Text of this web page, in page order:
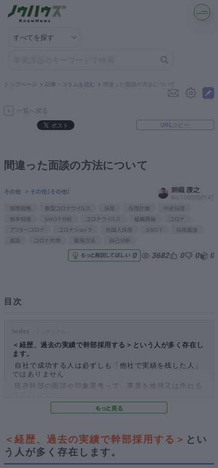
解決策を募集する
契約書ひな型を探す
専門家に電話する
資本政策を無料でお試し
無料でアンケート
匿名360°評価
ログイン
トップページ 記事・コラムを読む 間違った面談の方法について
一覧へ戻る
URLコピー
間違った面談の方法について
その他 > その他（その他） 錦織 康之
No.1000000147
採用戦略 新型コロナウイルス 採用 採用計画
中途採用
新卒採用
SWOT分析 コロナウイルス 組織再編
コロナ
アフターコロナ
コロナショック 外国人採用 SWOT
採用面接
面談
コロナ対策 面接方法 自己分析
もっと解説してほしい 0 3682 0 0 0
目次
＜経歴、過去の実績で幹部採用する＞という人が多く存在し
ます。
自社で成功する人は必ずしも「他社で実績を残した人」
ではありません
既存幹部の面談や印象選考って、事業を維持又は作れる
実はSWOTの中でも、「脅威」の欄に何を書いたかで、
その方の視座がわかることがあります。
間はどうやって見つけるのか？
＜経歴、過去の実績で幹部採用する＞ とい
う人が多く存在します。